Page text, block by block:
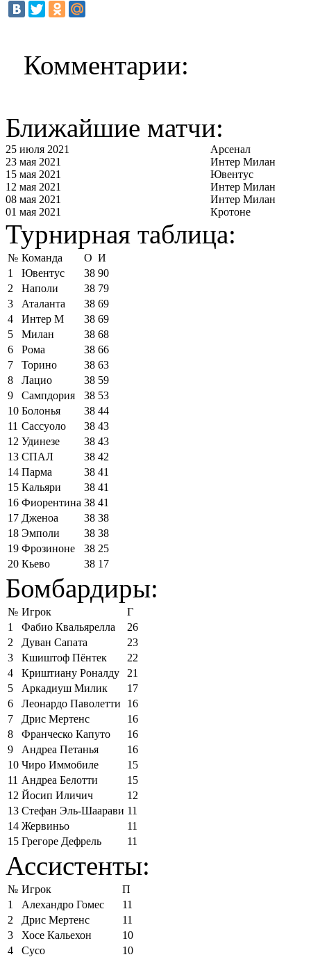
Комментарии:
Ближайшие матчи:
25 июля 2021
Арсенал
23 мая 2021
Интер Милан
15 мая 2021
Ювентус
12 мая 2021
Интер Милан
08 мая 2021
Интер Милан
01 мая 2021
Кротоне
Турнирная таблица:
№ Команда О И
1
Ювентус 38 90
2
Наполи 38 79
3
Аталанта 38 69
4
Интер М 38 69
5
Милан 38 68
6
Рома 38 66
7
Торино 38 63
8
Лацио 38 59
9
Сампдория 38 53
10 Болонья 38 44
11 Сассуоло 38 43
12 Удинезе 38 43
13 СПАЛ 38 42
14 Парма 38 41
15 Кальяри 38 41
16 Фиорентина 38 41
17 Дженоа 38 38
18 Эмполи 38 38
19 Фрозиноне 38 25
20 Кьево 38 17
Бомбардиры:
№ Игрок
Г
1
Фабио Квальярелла
26
2
Дуван Сапата
23
3
Кшиштоф Пёнтек
22
4
Криштиану Роналду
21
5
Аркадиуш Милик
17
6
Леонардо Паволетти
16
7
Дрис Мертенс
16
8
Франческо Капуто
16
9
Андреа Петанья
16
10 Чиро Иммобиле
15
11 Андреа Белотти
15
12 Йосип Иличич
12
13 Стефан Эль-Шаарави 11
14 Жервиньо
11
15 Грегоре Дефрель 11
Ассистенты:
№ Игрок
П
1
Алехандро Гомес
11
2
Дрис Мертенс
11
3
Хосе Кальехон
10
4
Сусо
10